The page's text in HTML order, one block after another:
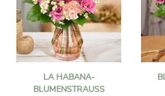
LA HABANA-
BLUMENSTRAUSS